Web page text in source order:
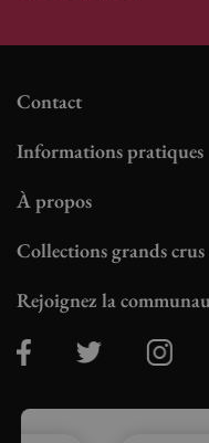
Contact
Informations pratiques
À propos
Collections grands crus
Rejoignez la